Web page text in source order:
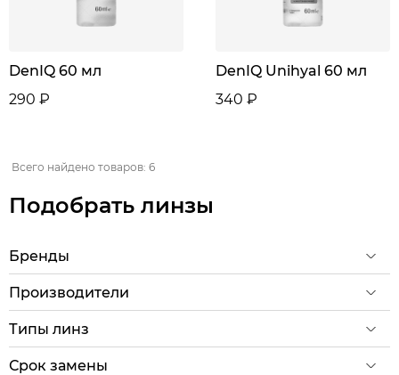
DenIQ 60 мл
290 ₽
DenIQ Unihyal 60 мл
340 ₽
Всего найдено товаров: 6
Подобрать линзы
Бренды
Производители
Типы линз
Срок замены